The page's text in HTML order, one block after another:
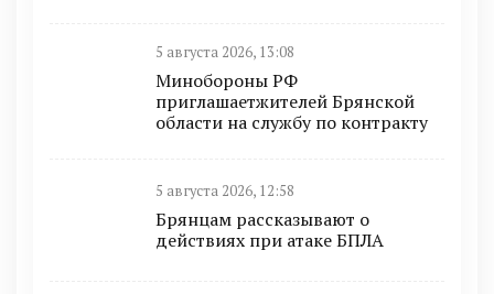
5 августа 2026, 13:08
Минобoроны РФ
приглaшaетжитeлeй Брянской
области на службу по контракту
5 августа 2026, 12:58
Брянцам рассказывают о
действиях при атаке БПЛА